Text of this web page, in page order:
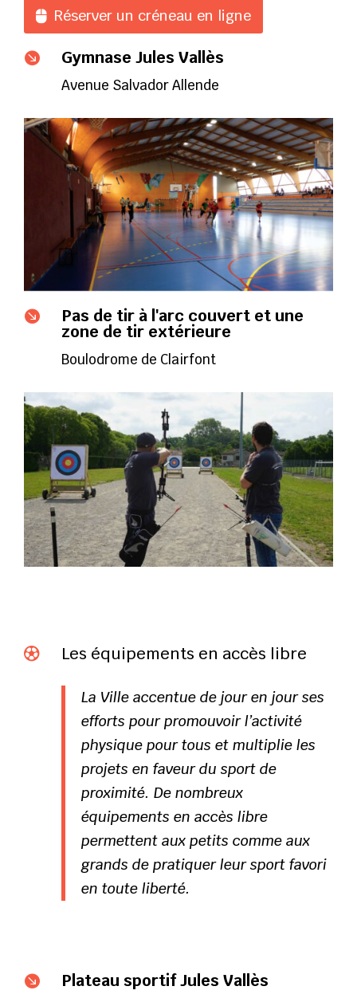
Réserver un créneau en ligne
 Gymnase Jules Vallès
Avenue Salvador Allende
 Pas de tir à l'arc couvert et une
zone de tir extérieure
Boulodrome de Clairfont
 Les équipements en accès libre
La Ville accentue de jour en jour ses
efforts pour promouvoir l’activité
physique pour tous et multiplie les
projets en faveur du sport de
proximité. De nombreux
équipements en accès libre
permettent aux petits comme aux
grands de pratiquer leur sport favori
en toute liberté.
 Plateau sportif Jules Vallès